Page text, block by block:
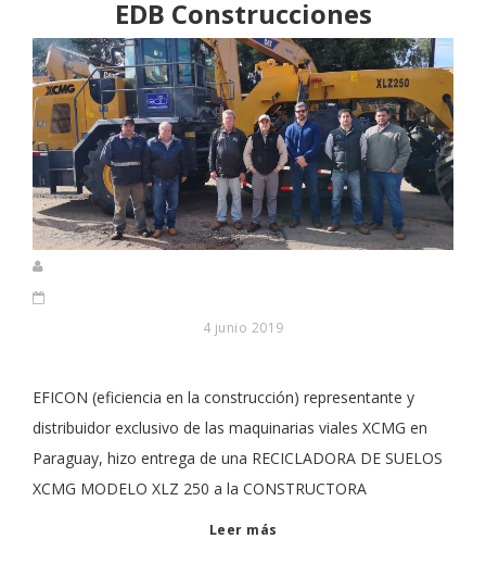
EDB Construcciones
4 junio 2019
EFICON (eficiencia en la construcción) representante y
distribuidor exclusivo de las maquinarias viales XCMG en
Paraguay, hizo entrega de una RECICLADORA DE SUELOS
XCMG MODELO XLZ 250 a la CONSTRUCTORA
Leer más